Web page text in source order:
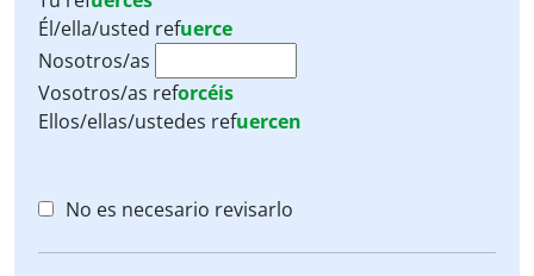
Él/ella/usted refuerce
Nosotros/as
Vosotros/as reforcéis
Ellos/ellas/ustedes refuercen
No es necesario revisarlo